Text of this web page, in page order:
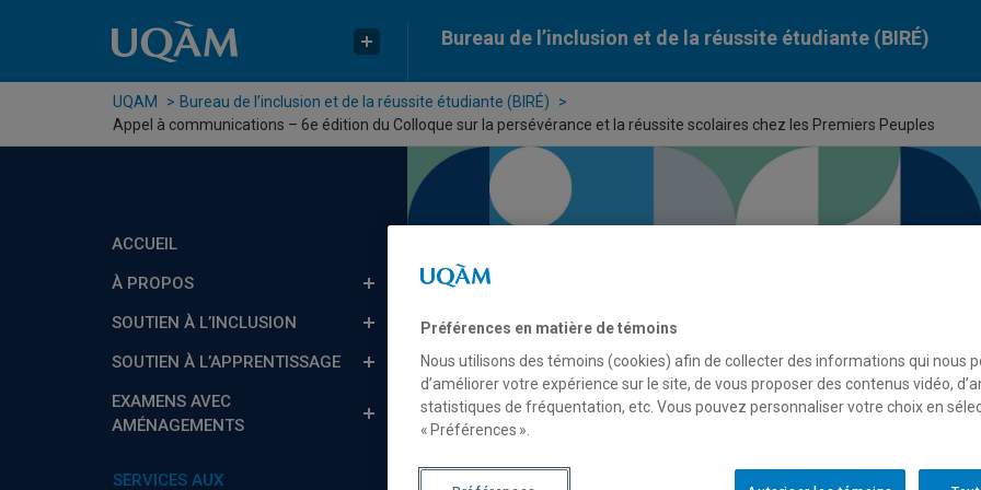
Bureau de l’inclusion et de la réussite étudiante (BIRÉ)
UQAM
Bureau de l’inclusion et de la réussite étudiante (BIRÉ)
Appel à communications – 6e édition du Colloque sur la persévérance et la réussite scolaires chez les Premiers Peuples
ACCUEIL
À PROPOS
SOUTIEN À L’INCLUSION
SOUTIEN À L’APPRENTISSAGE
EXAMENS AVEC
AMÉNAGEMENTS
SERVICES AUX
Appel à communications – 6e édition
persévérance et la réussite scolaires
Préférences en matière de témoins
Nous utilisons des témoins (cookies) afin de collecter des informations qui nous
d’améliorer votre expérience sur le site, de vous proposer des contenus vidéo,
statistiques de fréquentation, etc. Vous pouvez personnaliser votre choix en
« Préférences ».